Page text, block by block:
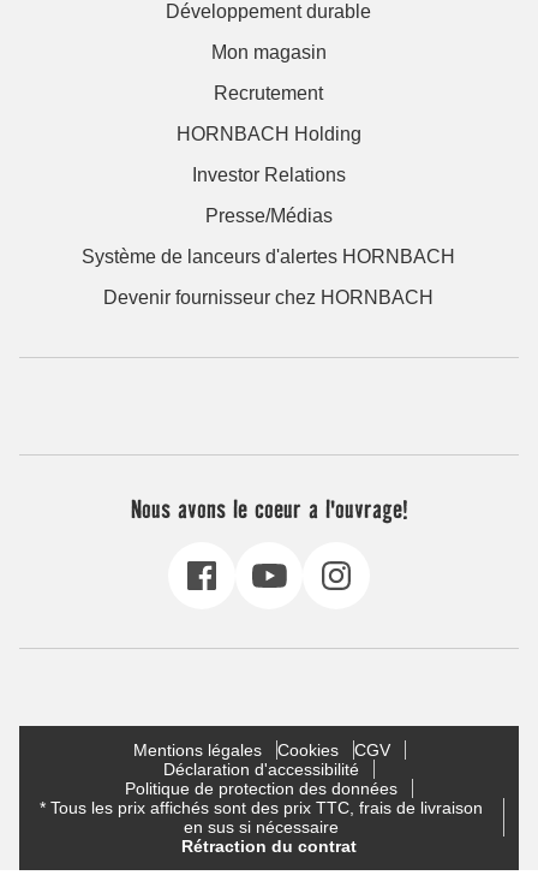
Développement durable
Mon magasin
Recrutement
HORNBACH Holding
Investor Relations
Presse/Médias
Système de lanceurs d'alertes HORNBACH
Devenir fournisseur chez HORNBACH
Nous avons le coeur a l'ouvrage!
Mentions légales Cookies
CGV
Déclaration d'accessibilité
Politique de protection des données
* Tous les prix affichés sont des prix TTC, frais de livraison
en sus si nécessaire
Rétraction du contrat